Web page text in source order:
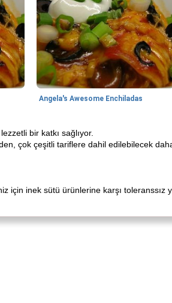
Angela's Awesome Enchiladas
bir katkı sağlıyor.
çok çeşitli tariflere dahil edilebilecek
için inek sütü ürünlerine karşı toleranssız